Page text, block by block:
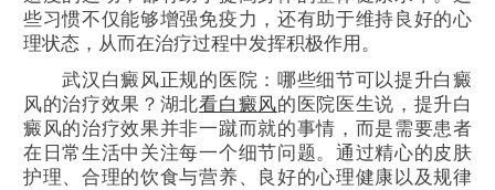
些习惯不仅能够增强免疫力，还有助于维持良好的心
理状态，从而在治疗过程中发挥积极作用。
武汉白癜风正规的医院：哪些细节可以提升白癜
风的治疗效果？湖北看白癜风的医院医生说，提升白
癜风的治疗效果并非一蹴而就的事情，而是需要患者
在日常生活中关注每一个细节问题。通过精心的皮肤
护理、合理的饮食与营养、良好的心理健康以及规律